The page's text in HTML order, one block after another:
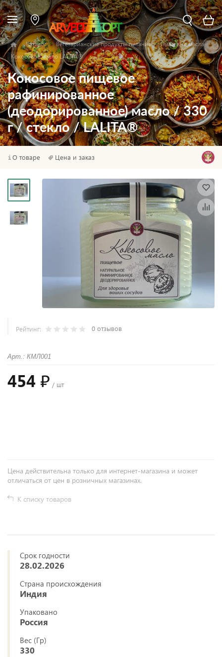
Каталог Вегетарианские продукты питания
Пищевые масла
Кокосовое масло LALITA®
Кокосовое пищевое
рафинированное
(деодорированное) масло / 330
г / стекло / LALITA®
О товаре Цена и заказ
Рейтинг: 0 отзывов
Арт.: КМЛ001
454 ₽ / шт
Цена действительна только для интернет-магазина и может
отличаться от цен в розничных магазинах.
К списку товаров
Срок годности
28.02.2026
Страна происхождения
Индия
Упаковано
Россия
Вес (Гр)
330